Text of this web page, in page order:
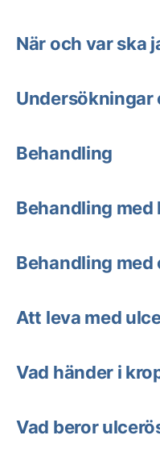
När och var ska
Behandling
Behandling med
Behandling
Att leva med
Vad händer i
Vad beror